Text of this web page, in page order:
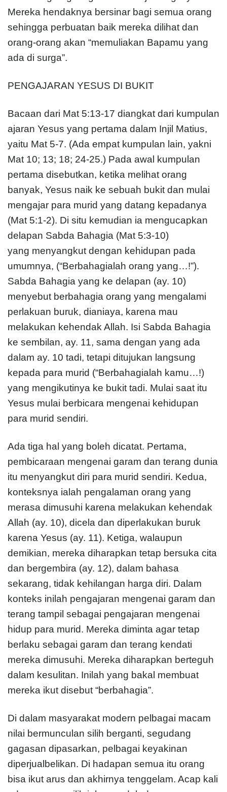
Mereka hendaknya bersinar bagi semua orang
sehingga perbuatan baik mereka dilihat dan
orang-orang akan “memuliakan Bapamu yang
ada di surga”.
PENGAJARAN YESUS DI BUKIT
Bacaan dari Mat 5:13-17 diangkat dari kumpulan
ajaran Yesus yang pertama dalam Injil Matius,
yaitu Mat 5-7. (Ada empat kumpulan lain, yakni
Mat 10; 13; 18; 24-25.) Pada awal kumpulan
pertama disebutkan, ketika melihat orang
banyak, Yesus naik ke sebuah bukit dan mulai
mengajar para murid yang datang kepadanya
(Mat 5:1-2). Di situ kemudian ia mengucapkan
delapan Sabda Bahagia (Mat 5:3-10)
yang menyangkut dengan kehidupan pada
umumnya, (“Berbahagialah orang yang…!”).
Sabda Bahagia yang ke delapan (ay. 10)
menyebut berbahagia orang yang mengalami
perlakuan buruk, dianiaya, karena mau
melakukan kehendak Allah. Isi Sabda Bahagia
ke sembilan, ay. 11, sama dengan yang ada
dalam ay. 10 tadi, tetapi ditujukan langsung
kepada para murid (“Berbahagialah kamu…!)
yang mengikutinya ke bukit tadi. Mulai saat itu
Yesus mulai berbicara mengenai kehidupan
para murid sendiri.
Ada tiga hal yang boleh dicatat. Pertama,
pembicaraan mengenai garam dan terang dunia
itu menyangkut diri para murid sendiri. Kedua,
konteksnya ialah pengalaman orang yang
merasa dimusuhi karena melakukan kehendak
Allah (ay. 10), dicela dan diperlakukan buruk
karena Yesus (ay. 11). Ketiga, walaupun
demikian, mereka diharapkan tetap bersuka cita
dan bergembira (ay. 12), dalam bahasa
sekarang, tidak kehilangan harga diri. Dalam
konteks inilah pengajaran mengenai garam dan
terang tampil sebagai pengajaran mengenai
hidup para murid. Mereka diminta agar tetap
berlaku sebagai garam dan terang kendati
mereka dimusuhi. Mereka diharapkan berteguh
dalam kesulitan. Inilah yang bakal membuat
mereka ikut disebut “berbahagia”.
Di dalam masyarakat modern pelbagai macam
nilai bermunculan silih berganti, segudang
gagasan dipasarkan, pelbagai keyakinan
diperjualbelikan. Di hadapan semua itu orang
bisa ikut arus dan akhirnya tenggelam. Acap kali